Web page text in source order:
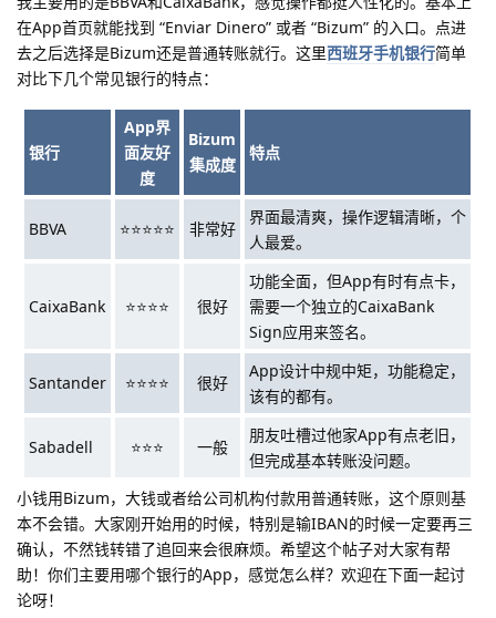
在App首页就能找到 “Enviar Dinero” 或者 “Bizum” 的入口。点进
去之后选择是Bizum还是普通转账就行。这里西班牙手机银行简单
对比下几个常见银行的特点：
银行
App界
面友好
度
Bizum
集成度
特点
BBVA ⭐⭐⭐⭐⭐ 非常好
界面最清爽，操作逻辑清晰，个
人最爱。
CaixaBank ⭐⭐⭐⭐ 很好
功能全面，但App有时有点卡，
需要一个独立的CaixaBank
Sign应用来签名。
Santander ⭐⭐⭐⭐ 很好
App设计中规中矩，功能稳定，
该有的都有。
Sabadell ⭐⭐⭐ 一般
朋友吐槽过他家App有点老旧，
但完成基本转账没问题。
小钱用Bizum，大钱或者给公司机构付款用普通转账，这个原则基
本不会错。大家刚开始用的时候，特别是输IBAN的时候一定要再三
确认，不然钱转错了追回来会很麻烦。希望这个帖子对大家有帮
助！你们主要用哪个银行的App，感觉怎么样？欢迎在下面一起讨
论呀！